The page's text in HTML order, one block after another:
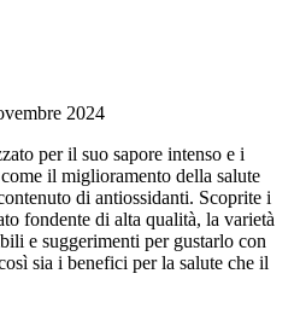
2024
per il suo sapore intenso e i
il miglioramento della salute
di antiossidanti. Scoprite i
fondente di alta qualità, la varietà
e suggerimenti per gustarlo con
sia i benefici per la salute che il